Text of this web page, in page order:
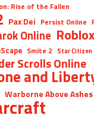
Rise of the Fallen
Pax Dei Persist Online
Online Roblox
Smite 2 Star Citizen
Scrolls Online
and
Warborne Above Ashes